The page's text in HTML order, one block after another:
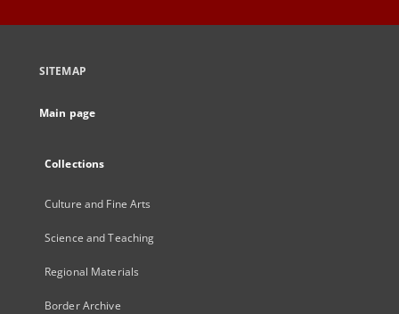
SITEMAP
Main page
Collections
Culture and Fine Arts
Science and Teaching
Regional Materials
Border Archive